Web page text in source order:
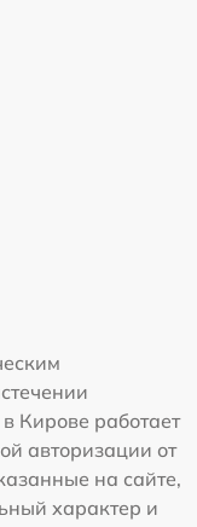
Кирове работает
авторизации от
на сайте,
характер и